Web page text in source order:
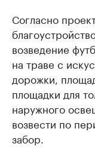
Согласно
возведение
на траве с
дорожки,
площадки для
наружного
возвести по
забор.